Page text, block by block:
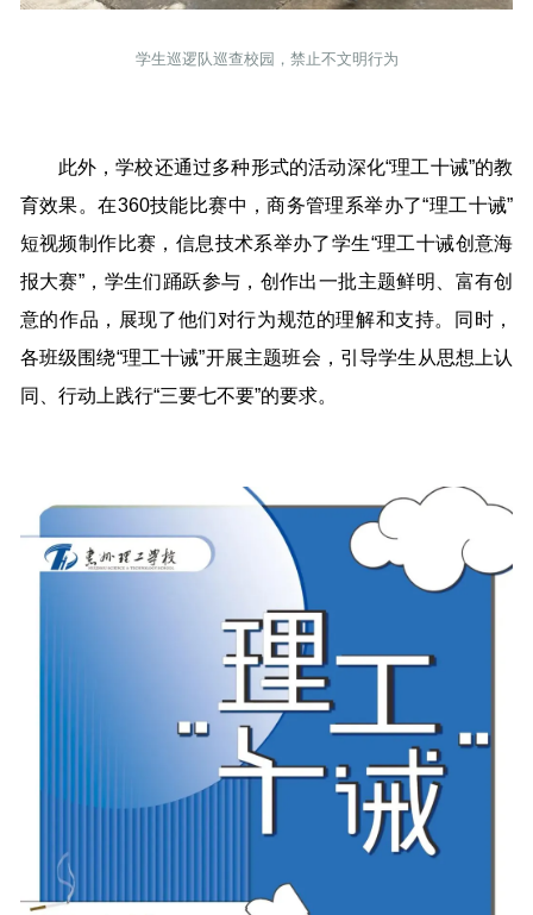
学生巡逻队巡查校园，禁止不文明行为
此外，学校还通过多种形式的活动深化“理工十诫”的教
育效果。在360技能比赛中，商务管理系举办了“理工十诫”
短视频制作比赛，信息技术系举办了学生“理工十诫创意海
报大赛”，学生们踊跃参与，创作出一批主题鲜明、富有创
意的作品，展现了他们对行为规范的理解和支持。同时，
各班级围绕“理工十诫”开展主题班会，引导学生从思想上认
同、行动上践行“三要七不要”的要求。